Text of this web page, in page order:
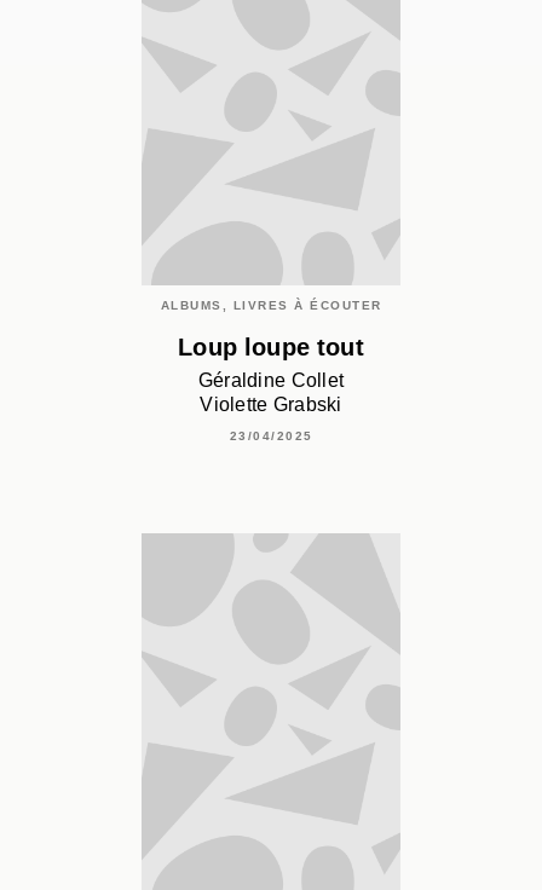
ALBUMS, LIVRES À ÉCOUTER
Loup loupe tout
Géraldine Collet
Violette Grabski
23/04/2025